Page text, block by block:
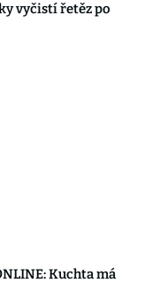
vyčistí řetěz po
Kuchta má